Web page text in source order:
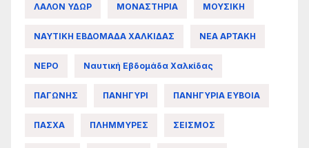
ΛΑΛΟΝ ΥΔΩΡ ΜΟΝΑΣΤΗΡΙΑ ΜΟΥΣΙΚΗ
ΝΑΥΤΙΚΗ ΕΒΔΟΜΑΔΑ ΧΑΛΚΙΔΑΣ ΝΕΑ ΑΡΤΑΚΗ
ΝΕΡΟ Ναυτική Εβδομάδα Χαλκίδας
ΠΑΓΩΝΗΣ ΠΑΝΗΓΥΡΙ ΠΑΝΗΓΥΡΙΑ ΕΥΒΟΙΑ
ΠΑΣΧΑ ΠΛΗΜΜΥΡΕΣ ΣΕΙΣΜΟΣ